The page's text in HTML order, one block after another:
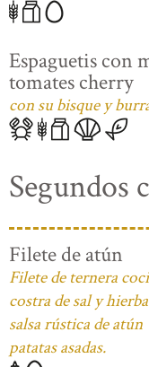
Espaguetis con
tomates cherry
con su bisque y
Segundos
Filete de atún
Filete de ternera
costra de sal y
salsa rústica de
patatas asadas.